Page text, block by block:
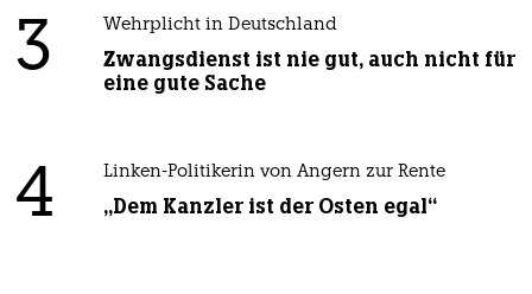
3 Wehrplicht in Deutschland
Zwangsdienst ist nie gut, auch nicht für
eine gute Sache
4 Linken-Politikerin von Angern zur Rente
„Dem Kanzler ist der Osten egal“